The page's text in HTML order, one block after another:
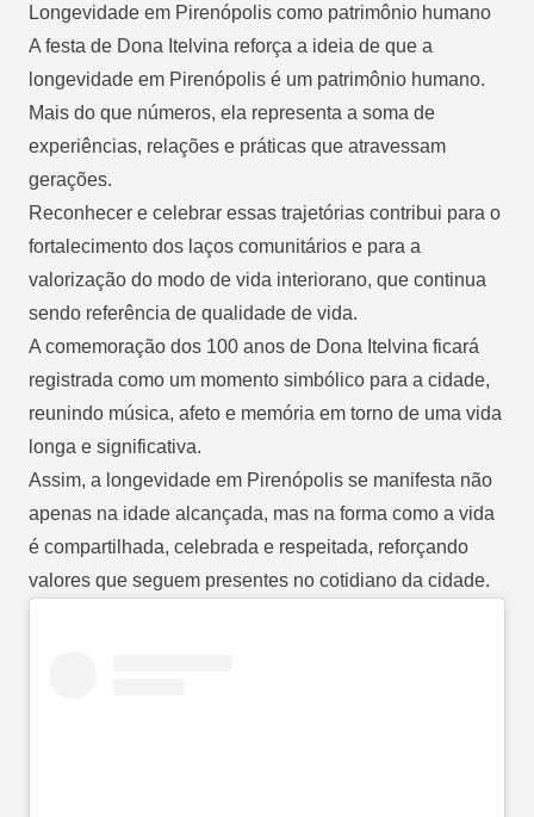
Longevidade em Pirenópolis como patrimônio humano
A festa de Dona Itelvina reforça a ideia de que a
longevidade em Pirenópolis é um patrimônio humano.
Mais do que números, ela representa a soma de
experiências, relações e práticas que atravessam
gerações.
Reconhecer e celebrar essas trajetórias contribui para o
fortalecimento dos laços comunitários e para a
valorização do modo de vida interiorano, que continua
sendo referência de qualidade de vida.
A comemoração dos 100 anos de Dona Itelvina ficará
registrada como um momento simbólico para a cidade,
reunindo música, afeto e memória em torno de uma vida
longa e significativa.
Assim, a longevidade em Pirenópolis se manifesta não
apenas na idade alcançada, mas na forma como a vida
é compartilhada, celebrada e respeitada, reforçando
valores que seguem presentes no cotidiano da cidade.